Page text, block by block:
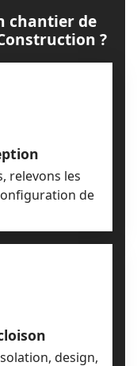
chantier de
?
relevons les
de
design,